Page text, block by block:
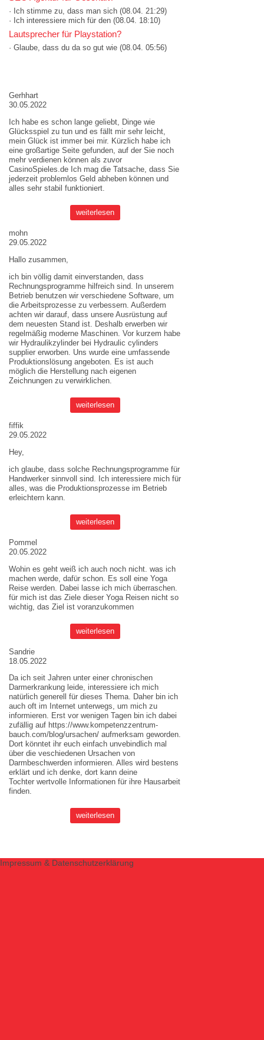
· Ich stimme zu, dass man sich (08.04. 21:29)
· Ich interessiere mich für den (08.04. 18:10)
Lautsprecher für Playstation?
· Glaube, dass du da so gut wie (08.04. 05:56)
Gerhhart
30.05.2022
Ich habe es schon lange geliebt, Dinge wie
Glücksspiel zu tun und es fällt mir sehr leicht,
mein Glück ist immer bei mir. Kürzlich habe ich
eine großartige Seite gefunden, auf der Sie noch
mehr verdienen können als zuvor
CasinoSpieles.de Ich mag die Tatsache, dass Sie
jederzeit problemlos Geld abheben können und
alles sehr stabil funktioniert.
weiterlesen
mohn
29.05.2022
Hallo zusammen,
ich bin völlig damit einverstanden, dass
Rechnungsprogramme hilfreich sind. In unserem
Betrieb benutzen wir verschiedene Software, um
die Arbeitsprozesse zu verbessern. Außerdem
achten wir darauf, dass unsere Ausrüstung auf
dem neuesten Stand ist. Deshalb erwerben wir
regelmäßig moderne Maschinen. Vor kurzem habe
wir Hydraulikzylinder bei Hydraulic cylinders
supplier erworben. Uns wurde eine umfassende
Produktionslösung angeboten. Es ist auch
möglich die Herstellung nach eigenen
Zeichnungen zu verwirklichen.
weiterlesen
fiffik
29.05.2022
Hey,
ich glaube, dass solche Rechnungsprogramme für
Handwerker sinnvoll sind. Ich interessiere mich für
alles, was die Produktionsprozesse im Betrieb
erleichtern kann.
weiterlesen
Pommel
20.05.2022
Wohin es geht weiß ich auch noch nicht. was ich
machen werde, dafür schon. Es soll eine Yoga
Reise werden. Dabei lasse ich mich überraschen.
für mich ist das Ziele dieser Yoga Reisen nicht so
wichtig, das Ziel ist voranzukommen
weiterlesen
Sandrie
18.05.2022
Da ich seit Jahren unter einer chronischen
Darmerkrankung leide, interessiere ich mich
natürlich generell für dieses Thema. Daher bin ich
auch oft im Internet unterwegs, um mich zu
informieren. Erst vor wenigen Tagen bin ich dabei
zufällig auf https://www.kompetenzzentrum-
bauch.com/blog/ursachen/ aufmerksam geworden.
Dort könntet ihr euch einfach unvebindlich mal
über die veschiedenen Ursachen von
Darmbeschwerden informieren. Alles wird bestens
erklärt und ich denke, dort kann deine
Tochter wertvolle Informationen für ihre Hausarbeit
finden.
weiterlesen
Impressum & Datenschutzerklärung